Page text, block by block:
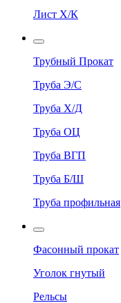
Лист Х/К
Трубный Прокат
Труба Э/С
Труба Х/Д
Труба ОЦ
Труба ВГП
Труба Б/Ш
Труба профильная
Фасонный прокат
Уголок гнутый
Рельсы